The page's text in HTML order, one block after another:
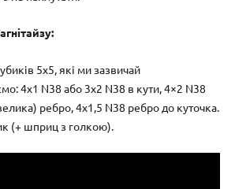
5х5, які ми зазвичай
4х1 N38 або 3х2 N38 в кути, 4×2 N38
ребро, 4х1,5 N38 ребро до куточка.
(+ шприц з голкою).